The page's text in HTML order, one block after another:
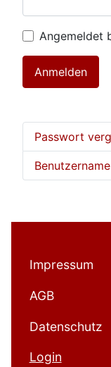
Angemeldet
Anmelden
Passwort
Impressum
AGB
Datenschutz
Login